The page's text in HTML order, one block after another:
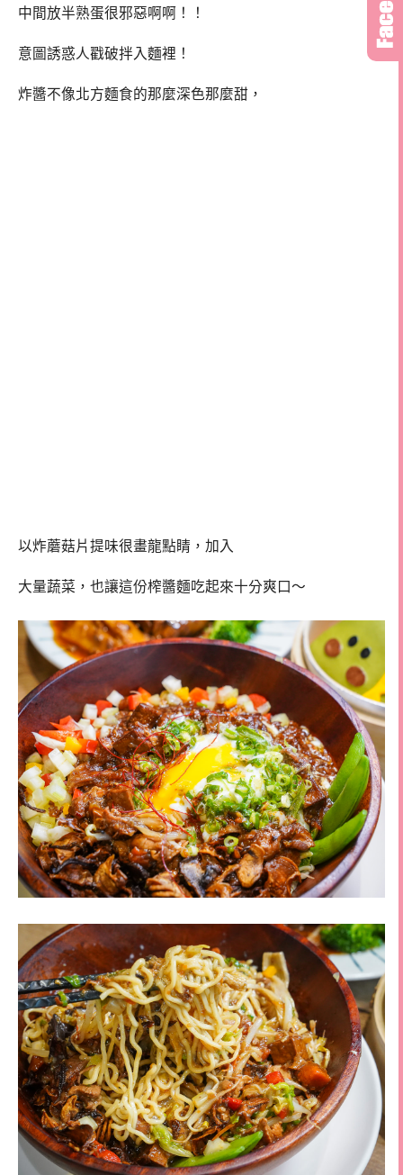
中間放半熟蛋很邪惡啊啊！！
意圖誘惑人戳破拌入麵裡！
炸醬不像北方麵食的那麼深色那麼甜，
以炸蘑菇片提味很畫龍點睛，加入
大量蔬菜，也讓這份榨醬麵吃起來十分爽口～